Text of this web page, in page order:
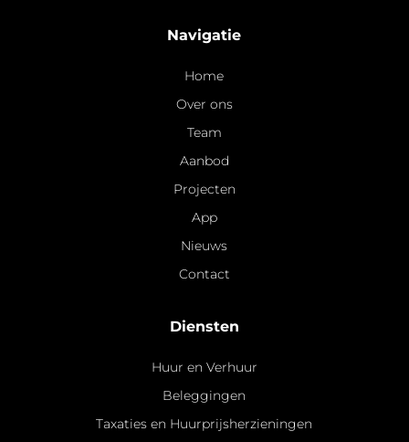
Navigatie
Home
Over ons
Team
Aanbod
Projecten
App
Nieuws
Contact
Diensten
Huur en Verhuur
Beleggingen
Taxaties en Huurprijsherzieningen